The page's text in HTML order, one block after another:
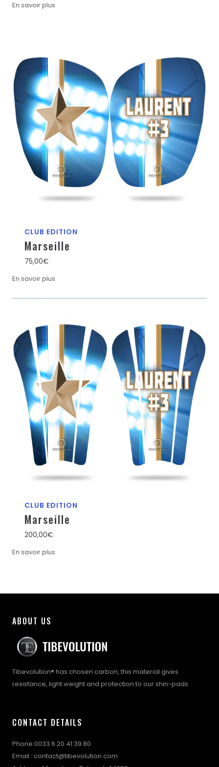
En savoir plus
CLUB EDITION
Marseille
75,00€
En savoir plus
CLUB EDITION
Marseille
200,00€
En savoir plus
ABOUT US
Tibevolution® has chosen carbon, this material gives
resistance, light weight and protection to our shin-pads
CONTACT DETAILS
Phone 0033 6 20 41 39 80
Email : contact@tibevolution.com